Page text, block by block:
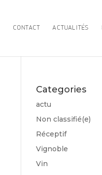
CONTACT ACTUALITÉS
Categories
actu
Non classifié(e)
Réceptif
Vignoble
Vin